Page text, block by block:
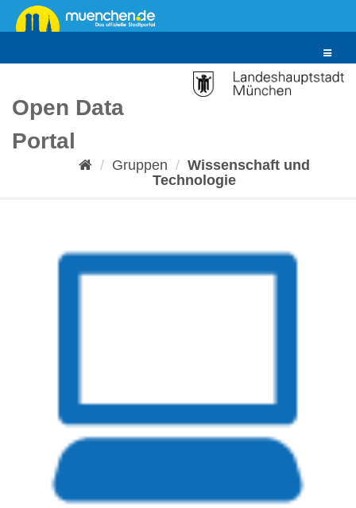
Überspringen
zum
Toggle
Open Data
Portal
Gruppen
Wissenschaft und
Technologie